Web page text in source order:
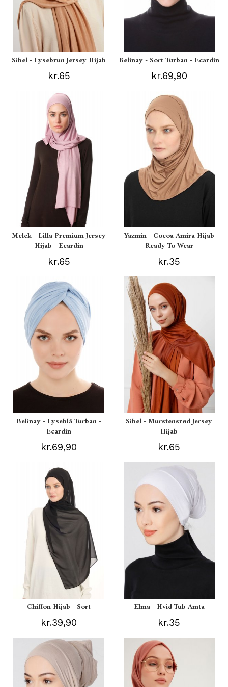
Sibel - Lysebrun Jersey Hijab
kr.65
Belinay - Sort Turban - Ecardin
kr.69,90
Melek - Lilla Premium Jersey
Hijab - Ecardin
kr.65
Yazmin - Cocoa Amira Hijab
Ready To Wear
kr.35
Belinay - Lyseblå Turban -
Ecardin
kr.69,90
Sibel - Murstensrød Jersey
Hijab
kr.65
Chiffon Hijab - Sort
kr.39,90
Elma - Hvid Tub Amta
kr.35